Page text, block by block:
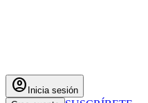
account_circle Inicia sesión